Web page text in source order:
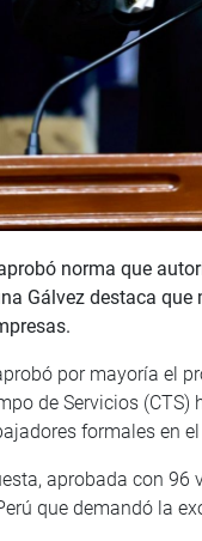
norma que
Gálvez destaca
por mayoría el
de Servicios
formales en
aprobada con
que demandó la